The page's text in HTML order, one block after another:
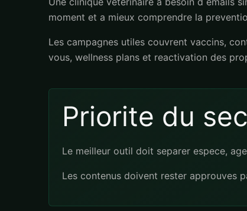
moment et a mieux comprendre la
Les campagnes utiles couvrent vaccins,
vous, wellness plans et reactivation des
Priorite du
Le meilleur outil doit separer espece,
Les contenus doivent rester approuves